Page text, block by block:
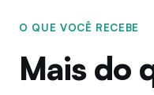
O QUE VOCÊ RECEBE
Mais do